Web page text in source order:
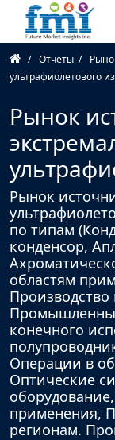
Отчеты
ультрафиолетового
Рынок
Рынок
по типам
конденсор,
областям
конечного
Операции в
Оптические
применения,
регионам.